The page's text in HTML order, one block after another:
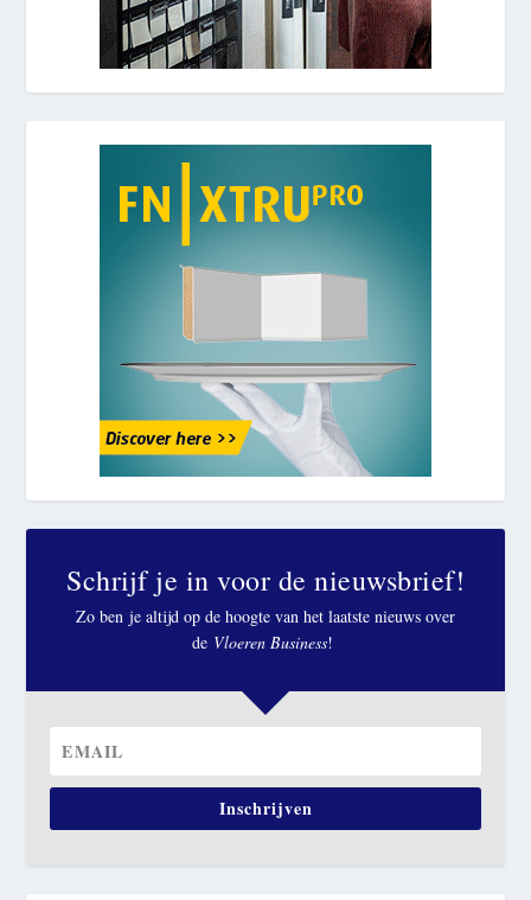
Schrijf je in voor de nieuwsbrief!
Zo ben je altijd op de hoogte van het laatste nieuws over
de Vloeren Business!
Inschrijven